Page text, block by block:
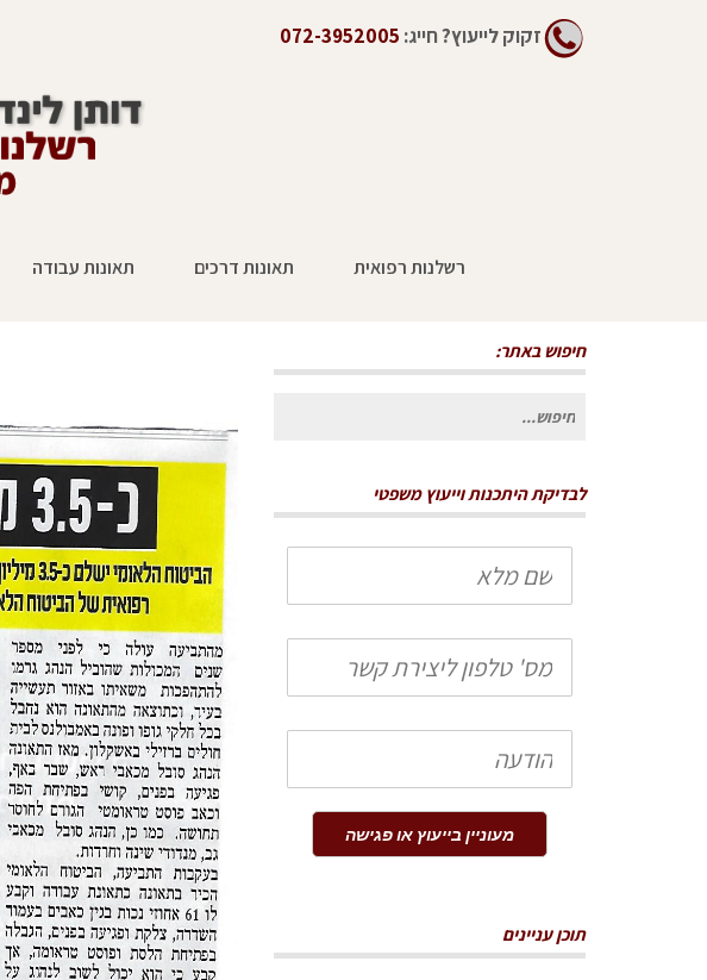
זקוק לייעוץ?חייג: 072-3952005
רשלנות רפואית תאונות דרכים תאונות עבודה
חיפוש באתר:
חיפוש
לבדיקת היתכנות וייעוץ משפטי
שם
מלא
טלפון
הודעה
מעוניין בייעוץ או פגישה
תוכן עניינים